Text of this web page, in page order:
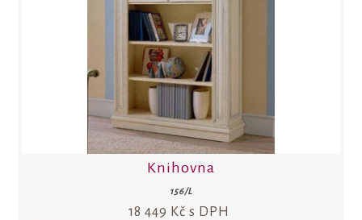
Knihovna
156/L
18 449 Kč s DPH